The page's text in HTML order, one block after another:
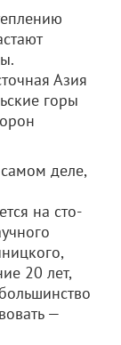
Азия
горы
деле,
на сто-
20 лет,
—